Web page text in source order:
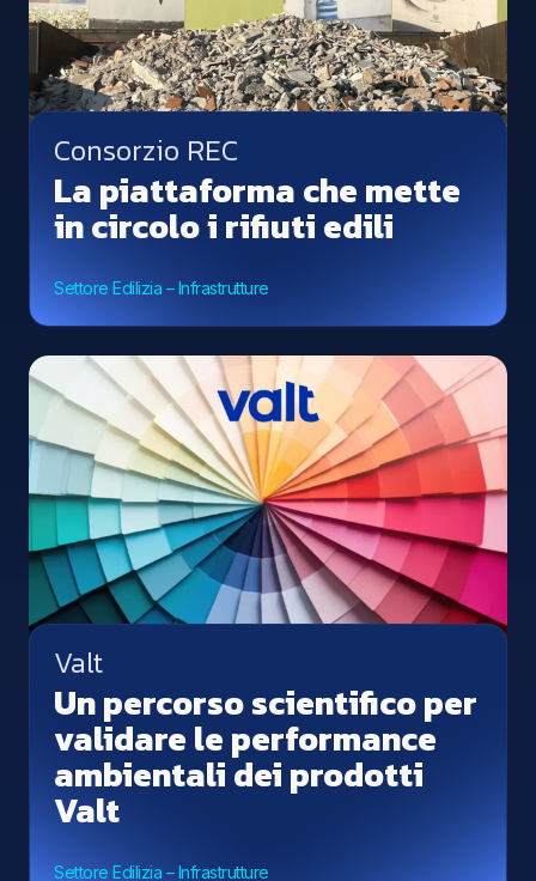
Consorzio REC
La piattaforma che mette
in circolo i rifiuti edili
Settore Edilizia – Infrastrutture
Valt
Un percorso scientifico per
validare le performance
ambientali dei prodotti
Valt
Settore Edilizia – Infrastrutture